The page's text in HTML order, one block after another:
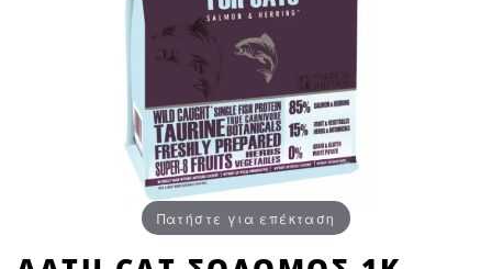
Πατήστε για επέκταση
AATU